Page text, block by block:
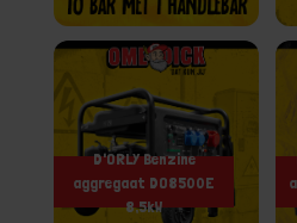
D'ORLY Benzine
aggregaat DO8500E
8,5kW